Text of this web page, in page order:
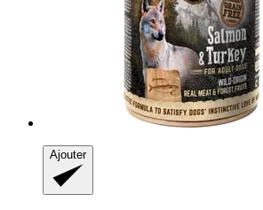
Ajouter